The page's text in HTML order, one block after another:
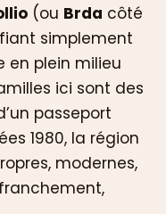
(ou Brda côté
simplement
en plein milieu
ici sont des
passeport
1980, la région
modernes,